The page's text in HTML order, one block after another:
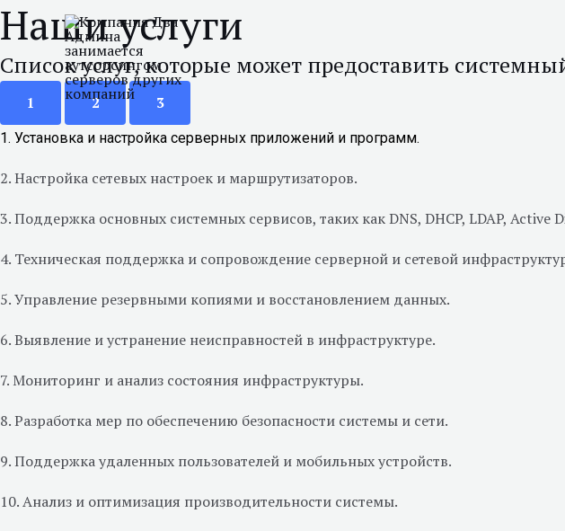
Перейти
к
содержимому
Наши услуги
Список услуг, которые может предоставить
1 2 3
1. Установка и настройка серверных приложений и программ.
2. Настройка сетевых настроек и маршрутизаторов.
3. Поддержка основных системных сервисов, таких как DNS, DHCP, LDAP, Active
4. Техническая поддержка и сопровождение серверной и сетевой
5. Управление резервными копиями и восстановлением данных.
6. Выявление и устранение неисправностей в инфраструктуре.
7. Мониторинг и анализ состояния инфраструктуры.
8. Разработка мер по обеспечению безопасности системы и сети.
9. Поддержка удаленных пользователей и мобильных устройств.
10. Анализ и оптимизация производительности системы.